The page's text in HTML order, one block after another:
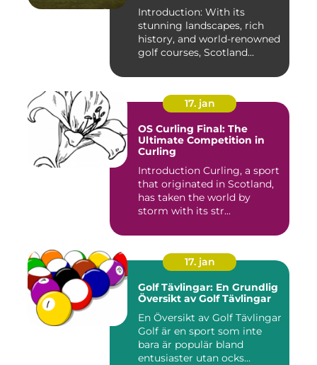
Introduction: With its
stunning landscapes, rich
history, and world-renowned
golf courses, Scotland...
17. jan
OS Curling Final: The
Ultimate Competition in
Curling
Introduction Curling, a sport
that originated in Scotland,
has taken the world by
storm with its str...
17. jan
Golf Tävlingar: En Grundlig
Översikt av Golf Tävlingar
En Översikt av Golf Tävlingar
Golf är en sport som inte
bara är populär bland
entusiaster utan ocks...